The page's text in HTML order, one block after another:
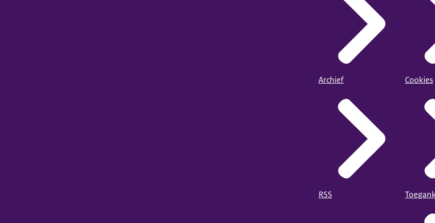
Archief
RSS
Cookies